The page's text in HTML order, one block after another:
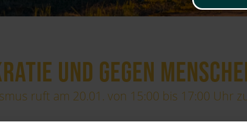
UND GEGEN
ruft am 20.01. von 15:00 bis 17:00 Uhr